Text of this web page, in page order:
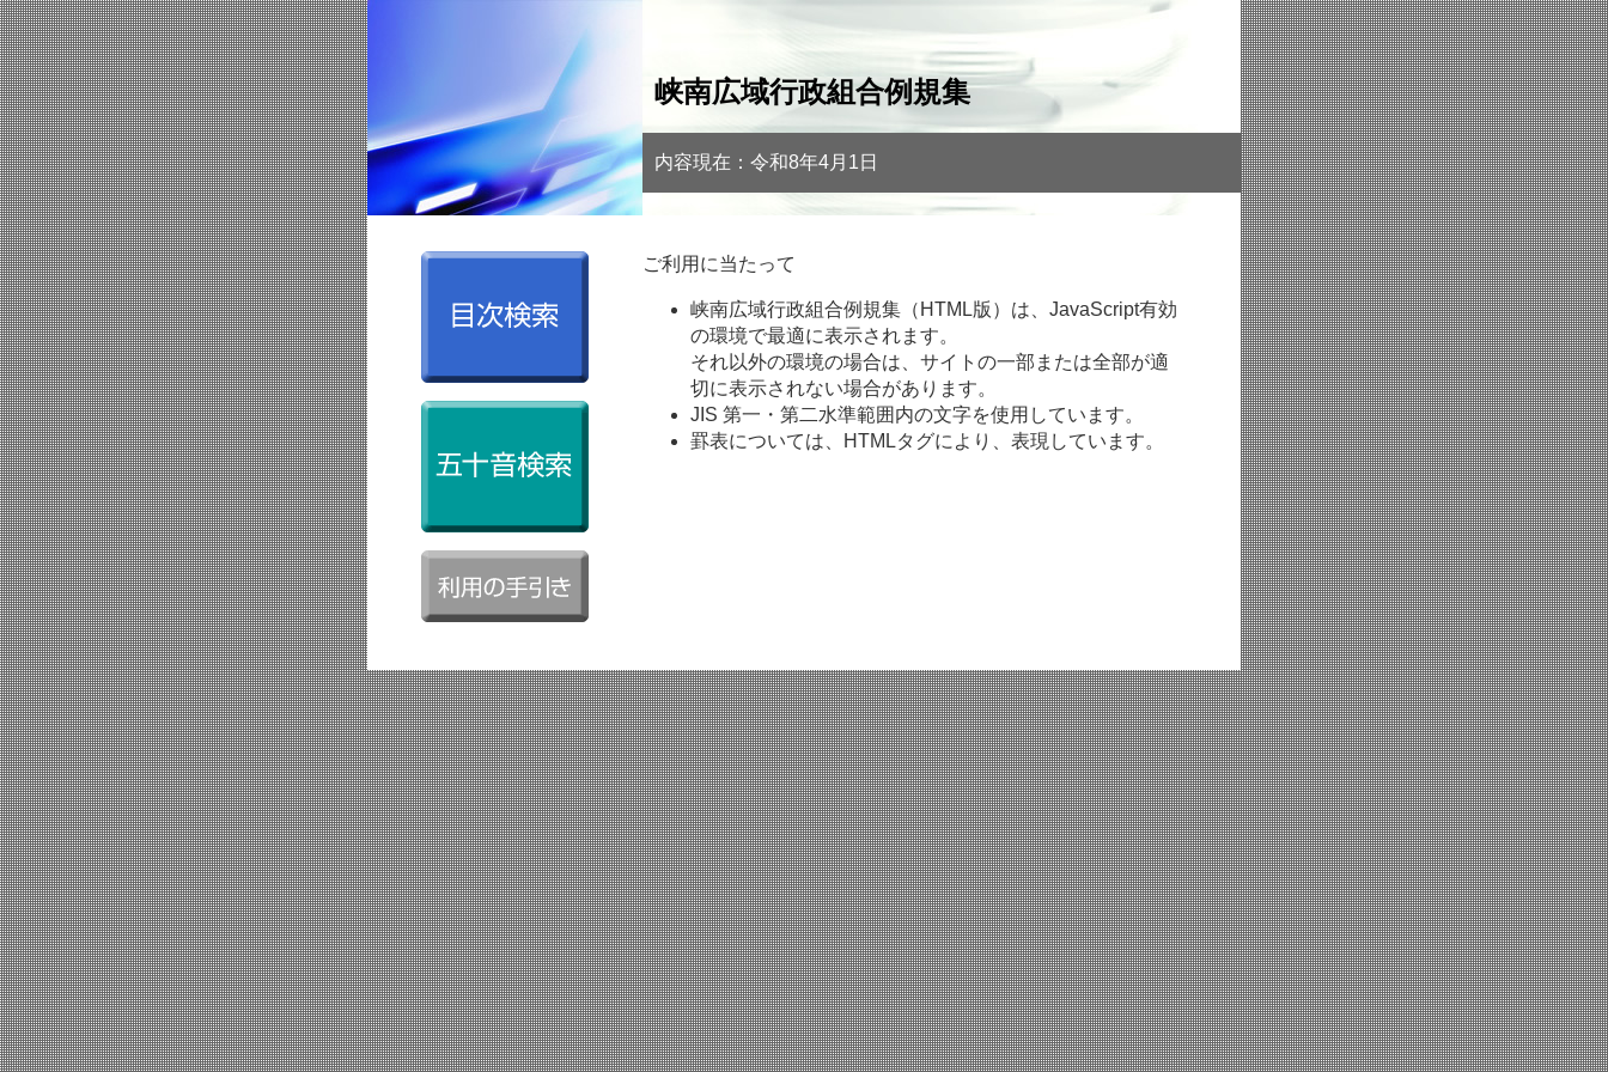
峡南広域行政組合例規集
内容現在：令和8年4月1日
ご利用に当たって
峡南広域行政組合例規集（HTML版）は、JavaScript有効
の環境で最適に表示されます。
それ以外の環境の場合は、サイトの一部または全部が適
切に表示されない場合があります。
JIS 第一・第二水準範囲内の文字を使用しています。
罫表については、HTMLタグにより、表現しています。